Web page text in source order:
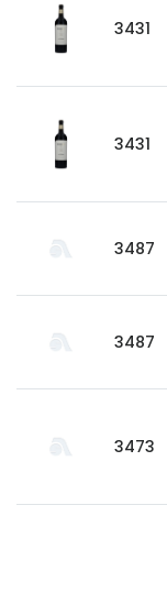
3431
3431
3487
3487
3473